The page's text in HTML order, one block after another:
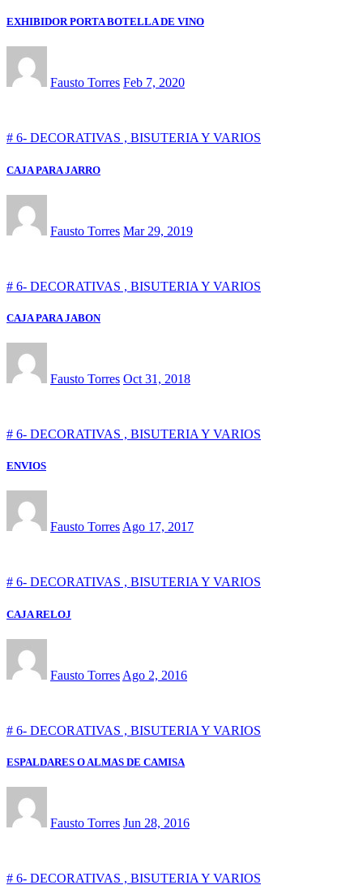
EXHIBIDOR PORTA BOTELLA DE VINO
Fausto Torres Feb 7, 2020
# 6- DECORATIVAS , BISUTERIA Y VARIOS
CAJA PARA JARRO
Fausto Torres Mar 29, 2019
# 6- DECORATIVAS , BISUTERIA Y VARIOS
CAJA PARA JABON
Fausto Torres Oct 31, 2018
# 6- DECORATIVAS , BISUTERIA Y VARIOS
ENVIOS
Fausto Torres Ago 17, 2017
# 6- DECORATIVAS , BISUTERIA Y VARIOS
CAJA RELOJ
Fausto Torres Ago 2, 2016
# 6- DECORATIVAS , BISUTERIA Y VARIOS
ESPALDARES O ALMAS DE CAMISA
Fausto Torres Jun 28, 2016
# 6- DECORATIVAS , BISUTERIA Y VARIOS